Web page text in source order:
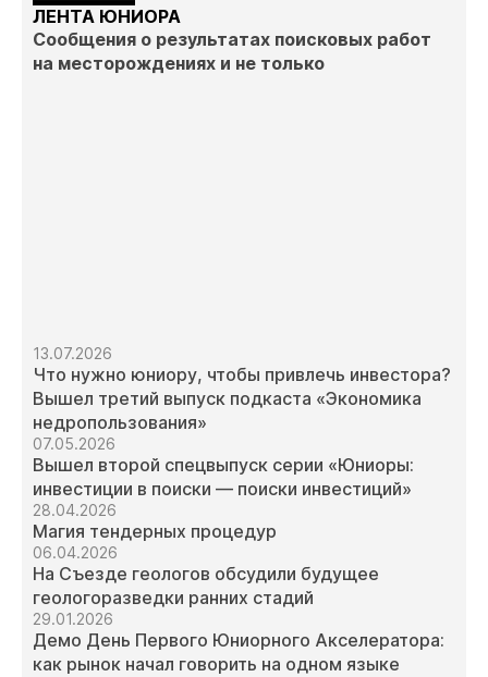
ЛЕНТА ЮНИОРА
Сообщения о результатах поисковых работ
на месторождениях и не только
13.07.2026
Что нужно юниору, чтобы привлечь инвестора?
Вышел третий выпуск подкаста «Экономика
недропользования»
07.05.2026
Вышел второй спецвыпуск серии «Юниоры:
инвестиции в поиски — поиски инвестиций»
28.04.2026
Магия тендерных процедур
06.04.2026
На Съезде геологов обсудили будущее
геологоразведки ранних стадий
29.01.2026
Демо День Первого Юниорного Акселератора:
как рынок начал говорить на одном языке